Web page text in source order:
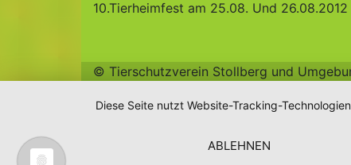
10.Tierheimfest am 25.08. Und
© Tierschutzverein Stollberg und
Diese Seite nutzt Website-Tracking-
ABLEHNEN